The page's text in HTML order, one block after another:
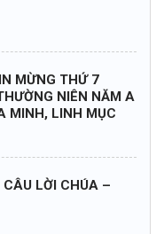
MỪNG THỨ 7
NIÊN NĂM A
MINH, LINH MỤC
CÂU LỜI CHÚA –